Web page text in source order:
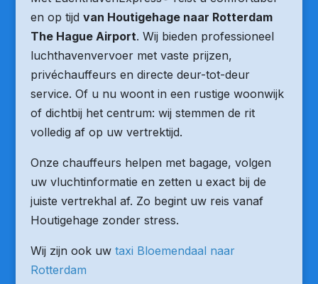
en op tijd van Houtigehage naar Rotterdam
The Hague Airport. Wij bieden professioneel
luchthavenvervoer met vaste prijzen,
privéchauffeurs en directe deur-tot-deur
service. Of u nu woont in een rustige woonwijk
of dichtbij het centrum: wij stemmen de rit
volledig af op uw vertrektijd.
Onze chauffeurs helpen met bagage, volgen
uw vluchtinformatie en zetten u exact bij de
juiste vertrekhal af. Zo begint uw reis vanaf
Houtigehage zonder stress.
Wij zijn ook uw taxi Bloemendaal naar
Rotterdam